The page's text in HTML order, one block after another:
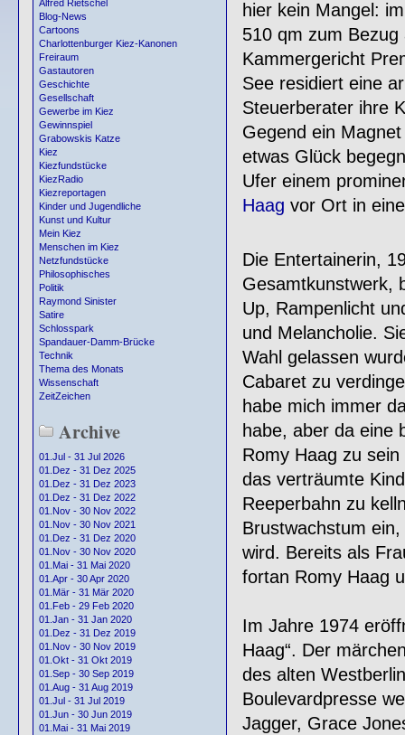
Alfred Rietschel
Blog-News
Cartoons
Charlottenburger Kiez-Kanonen
Freiraum
Gastautoren
Geschichte
Gesellschaft
Gewerbe im Kiez
Gewinnspiel
Grabowskis Katze
Kiez
Kiezfundstücke
KiezRadio
Kiezreportagen
Kinder und Jugendliche
Kunst und Kultur
Mein Kiez
Menschen im Kiez
Netzfundstücke
Philosophisches
Politik
Raymond Sinister
Satire
Schlosspark
Spandauer-Damm-Brücke
Technik
Thema des Monats
Wissenschaft
ZeitZeichen
Archive
01.Jul - 31 Jul 2026
01.Dez - 31 Dez 2025
01.Dez - 31 Dez 2023
01.Dez - 31 Dez 2022
01.Nov - 30 Nov 2022
01.Nov - 30 Nov 2021
01.Dez - 31 Dez 2020
01.Nov - 30 Nov 2020
01.Mai - 31 Mai 2020
01.Apr - 30 Apr 2020
01.Mär - 31 Mär 2020
01.Feb - 29 Feb 2020
01.Jan - 31 Jan 2020
01.Dez - 31 Dez 2019
01.Nov - 30 Nov 2019
01.Okt - 31 Okt 2019
01.Sep - 30 Sep 2019
01.Aug - 31 Aug 2019
01.Jul - 31 Jul 2019
01.Jun - 30 Jun 2019
01.Mai - 31 Mai 2019
hier kein Mangel:
510 qm zum
Kammergericht
See residiert eine
Steuerberater ihre
Gegend ein
etwas Glück
Ufer einem
Haag vor Ort in
Die Entertainerin,
Gesamtkunstwerk,
Up, Rampenlicht
und Melancholie.
Wahl gelassen
Cabaret zu
habe mich immer
habe, aber da eine
Romy Haag zu
das verträumte
Reeperbahn zu
Brustwachstum
wird. Bereits als
fortan Romy Haag
Im Jahre 1974
Haag“. Der
des alten
Boulevardpresse
Jagger, Grace